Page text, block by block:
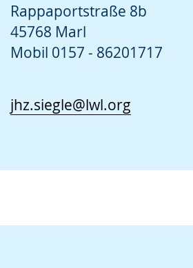
Rappaportstraße 8b
45768 Marl
Mobil 0157 - 86201717
jhz.siegle@lwl.org